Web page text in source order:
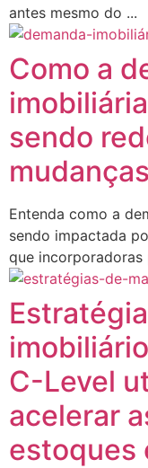
antes mesmo do ...
Como a
sendo
Entenda como a
sendo impactada
que incorporadoras
C-Level
acelerar
estoques